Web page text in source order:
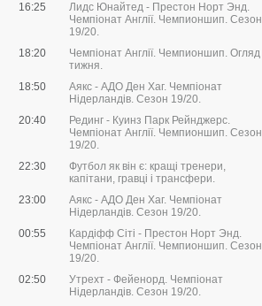
16:25
Лидс Юнайтед - Престон Норт Энд.
Чемпіонат Англії. Чемпионшип. Сезон
19/20.
18:20
Чемпіонат Англії. Чемпионшип. Огляд
тижня.
18:50
Аякс - АДО Ден Хаг. Чемпіонат
Нідерландів. Сезон 19/20.
20:40
Рединг - Куинз Парк Рейнджерс.
Чемпіонат Англії. Чемпионшип. Сезон
19/20.
22:30
Футбол як він є: кращі тренери,
капітани, гравці і трансфери.
23:00
Аякс - АДО Ден Хаг. Чемпіонат
Нідерландів. Сезон 19/20.
00:55
Кардіфф Сіті - Престон Норт Энд.
Чемпіонат Англії. Чемпионшип. Сезон
19/20.
02:50
Утрехт - Фейенорд. Чемпіонат
Нідерландів. Сезон 19/20.